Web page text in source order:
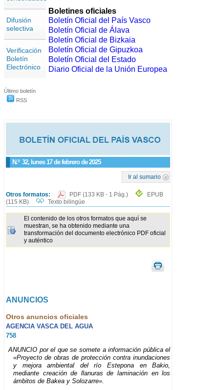
Difusión
selectiva
Verificación
Boletín
Electrónico
Último boletín
RSS
N.º 32, lunes 17 de febrero de 2025
Ir al sumario
Otros formatos: PDF (133 KB - 1 Pág.)
EPUB
(115 KB)
Texto bilingüe
El contenido de los otros formatos que aquí se
muestran, se ha obtenido mediante una
transformación del documento electrónico PDF oficial
y auténtico
ANUNCIOS
Otros anuncios oficiales
AGENCIA VASCA DEL AGUA
758
ANUNCIO por el que se somete a información pública el
«Proyecto de obras de protección contra inundaciones
y mejora ambiental del río Estepona en Bakio,
mediante creación de llanuras de laminación en los
ámbitos de Bakea y Solozarre».
Boletines oficiales
Boletín Oficial del País Vasco
Boletín Oficial de Álava
Boletín Oficial de Bizkaia
Boletín Oficial de Gipuzkoa
Boletín Oficial del Estado
Diario Oficial de la Unión Europea